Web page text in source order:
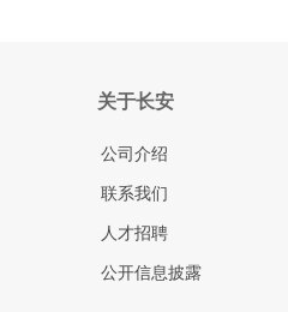
关于长安
公司介绍
联系我们
人才招聘
公开信息披露